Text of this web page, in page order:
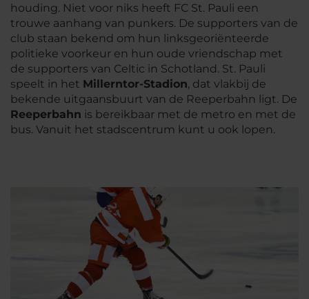
houding. Niet voor niks heeft FC St. Pauli een
trouwe aanhang van punkers. De supporters van de
club staan bekend om hun linksgeoriënteerde
politieke voorkeur en hun oude vriendschap met
de supporters van Celtic in Schotland. St. Pauli
speelt in het Millerntor-Stadion, dat vlakbij de
bekende uitgaansbuurt van de Reeperbahn ligt. De
Reeperbahn is bereikbaar met de metro en met de
bus. Vanuit het stadscentrum kunt u ook lopen.